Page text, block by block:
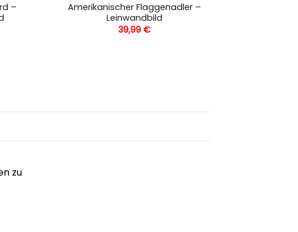
–
Amerikanischer Flaggenadler –
Leinwandbild
39,99 €
zu